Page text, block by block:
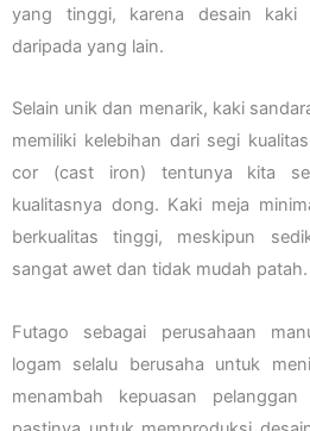
yang tinggi, karena desain kaki
daripada yang lain.
Selain unik dan menarik, kaki
memiliki kelebihan dari segi
cor (cast iron) tentunya kita
kualitasnya dong. Kaki meja
berkualitas tinggi, meskipun
sangat awet dan tidak mudah patah.
Futago sebagai perusahaan
logam selalu berusaha untuk
menambah kepuasan